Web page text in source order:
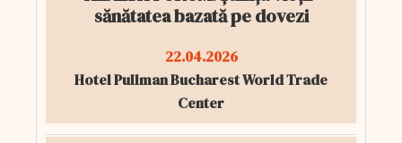
sănătatea bazată pe dovezi
22.04.2026
Hotel Pullman Bucharest World Trade
Center